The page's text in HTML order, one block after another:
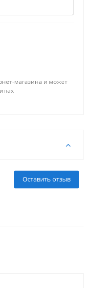
магазина и может
Оставить отзыв